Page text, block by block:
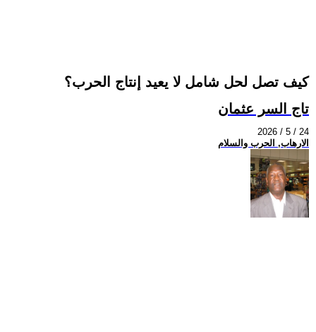
كيف تصل لحل شامل لا يعيد إنتاج الحرب؟
تاج السر عثمان
2026 / 5 / 24
الارهاب, الحرب والسلام